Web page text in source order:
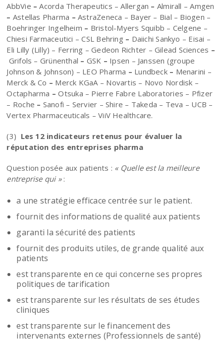
AbbVie – Acorda Therapeutics – Allergan – Almirall – Amgen
– Astellas Pharma – AstraZeneca – Bayer – Bial – Biogen –
Boehringer Ingelheim – Bristol-Myers Squibb – Celgene –
Chiesi Farmaceutici – CSL Behring – Daiichi Sankyo – Eisai –
Eli Lilly (Lilly) – Ferring – Gedeon Richter – Gilead Sciences –
Grifols – Grünenthal – GSK – Ipsen – Janssen (groupe
Johnson & Johnson) – LEO Pharma – Lundbeck – Menarini –
Merck & Co – Merck KGaA – Novartis – Novo Nordisk –
Octapharma – Otsuka – Pierre Fabre Laboratories – Pfizer
– Roche – Sanofi – Servier – Shire – Takeda – Teva – UCB –
Vertex Pharmaceuticals – ViiV Healthcare.
(3) Les 12 indicateurs retenus pour évaluer la
réputation des entreprises pharma
Question posée aux patients : « Quelle est la meilleure
entreprise qui »:
a une stratégie efficace centrée sur le patient.
fournit des informations de qualité aux patients
garanti la sécurité des patients
fournit des produits utiles, de grande qualité aux
patients
est transparente en ce qui concerne ses propres
politiques de tarification
est transparente sur les résultats de ses études
cliniques
est transparente sur le financement des
intervenants externes (Professionnels de santé)